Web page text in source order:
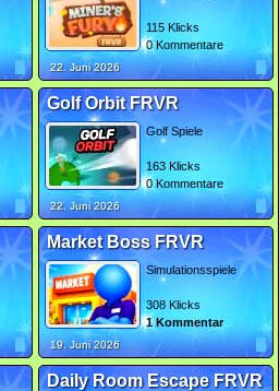
115 Klicks
0 Kommentare
22. Juni 2026
Golf Orbit FRVR
Golf Spiele
163 Klicks
0 Kommentare
22. Juni 2026
Market Boss FRVR
Simulationsspiele
308 Klicks
1 Kommentar
19. Juni 2026
Daily Room Escape FRVR